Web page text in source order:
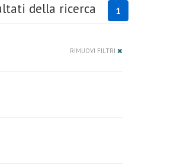
1
della ricerca
RIMUOVI FILTRI